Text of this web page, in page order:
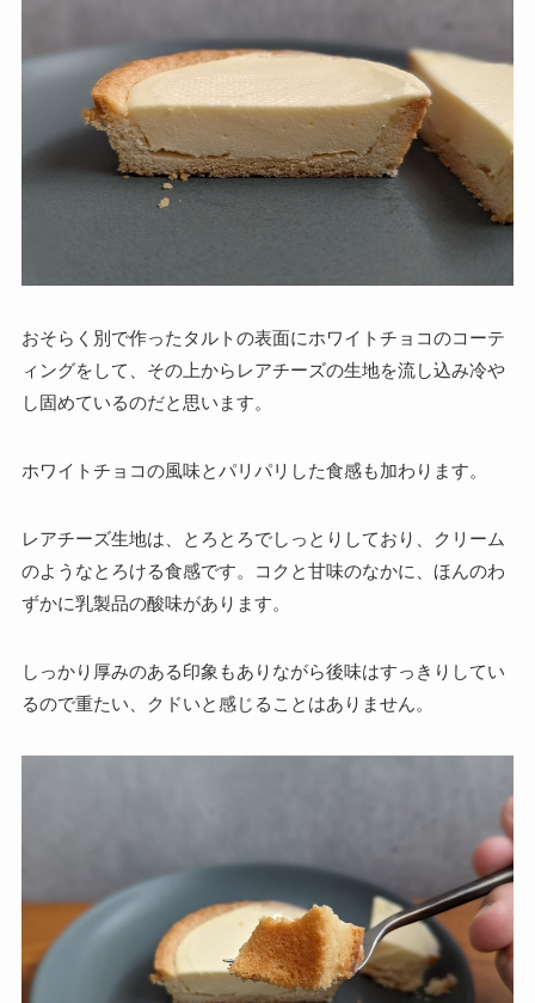
おそらく別で作ったタルトの表面にホワイトチョコのコーテ
ィングをして、その上からレアチーズの生地を流し込み冷や
し固めているのだと思います。
ホワイトチョコの風味とパリパリした食感も加わります。
レアチーズ生地は、とろとろでしっとりしており、クリーム
のようなとろける食感です。コクと甘味のなかに、ほんのわ
ずかに乳製品の酸味があります。
しっかり厚みのある印象もありながら後味はすっきりしてい
るので重たい、クドいと感じることはありません。